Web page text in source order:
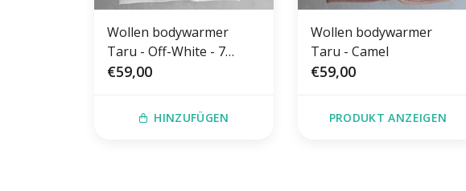
Wollen bodywarmer
Taru - Off-White - 7
maten
€59,00
HINZUFÜGEN
Wollen bodywarmer
Taru - Camel
€59,00
PRODUKT ANZEIGEN